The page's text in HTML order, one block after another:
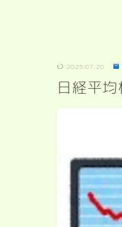
2025.07.20
日経平